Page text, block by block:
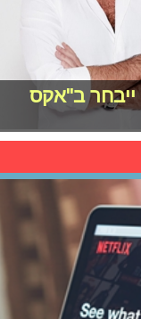
הנציג הישראלי לאירוויזיון 2022 ייבחר ב"אקס